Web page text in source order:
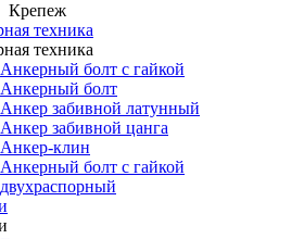
Крепеж
техника
техника
Анкерный болт с гайкой
Анкерный болт
Анкер забивной латунный
Анкер забивной цанга
Анкер-клин
Анкерный болт с гайкой
двухраспорный